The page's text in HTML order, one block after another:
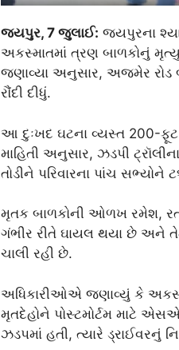
જયપુર, 7 જુલાઈ: જયપુરના
અકસ્માતમાં ત્રણ બાળકોનું મૃત્યુ
જણાવ્યા અનુસાર, અજમેર રોડ
રૌંદી દીધું.
આ દુઃખદ ઘટના વ્યસ્ત 200-ફૂટ
માહિતી અનુસાર, ઝડપી
તોડીને પરિવારના પાંચ સભ્યોને
મૃતક બાળકોની ઓળખ રમેશ,
ગંભીર રીતે ઘાયલ થયા છે અને
ચાલી રહી છે.
અધિકારીઓએ જણાવ્યું કે
મૃતદેહોને પોસ્ટમોર્ટમ માટે
ઝડપમાં હતી, ત્યારે ડ્રાઈવરનું